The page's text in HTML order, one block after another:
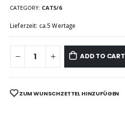
CATEGORY: CAT5/6
Lieferzeit: ca.5 Wertage
ADD TO CART
ZUM WUNSCHZETTEL HINZUFÜGEN